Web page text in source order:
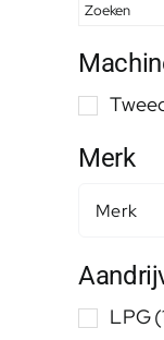
Merk
Merk
LPG